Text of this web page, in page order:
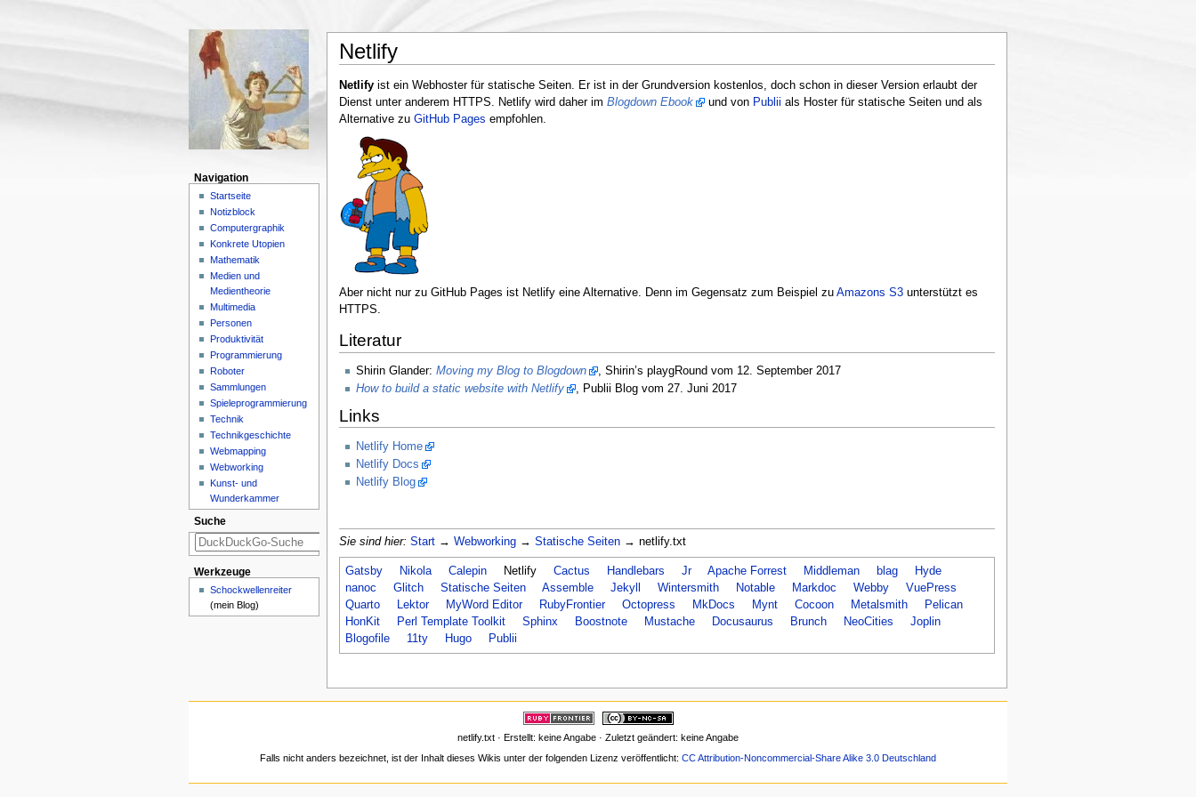
Netlify
Netlifyist ein Webhoster für statische Seiten. Er ist in der Grundversion kostenlos, doch schon in dieser Version erlaubt der
Dienst unter anderem HTTPS. Netlify wird daher im Blogdown Ebook und von Publii als Hoster für statische Seiten und als
Alternative zu GitHub Pages empfohlen.
Aber nicht nur zu GitHub Pages ist Netlify eine Alternative. Denn im Gegensatz zum Beispiel zu Amazons S3unterstützt es
HTTPS.
Literatur
Shirin Glander: Moving my Blog to Blogdown
, Shirin’s playgRound vom 12. September 2017
How to build a static website with Netlify
, Publii Blog vom 27. Juni 2017
Links
Netlify Home
Netlify Docs
Netlify Blog
Sie sind hier: Start→ Webworking→ Statische Seiten→ netlify.txt
Gatsby Nikola Calepin Netlify Cactus Handlebars Jr Apache Forrest Middleman blag
Hyde
nanoc
Glitch Statische Seiten Assemble Jekyll Wintersmith Notable Markdoc Webby
VuePress
Quarto
Lektor MyWord Editor RubyFrontier Octopress MkDocs Mynt Cocoon Metalsmith
Pelican
HonKit
Perl Template Toolkit Sphinx Boostnote Mustache Docusaurus Brunch NeoCities
Joplin
Blogofile
11ty Hugo Publii
Navigation
Startseite
Notizblock
Computergraphik
Konkrete Utopien
Mathematik
Medien und
Medientheorie
Multimedia
Personen
Produktivität
Programmierung
Roboter
Sammlungen
Spieleprogrammierung
Technik
Technikgeschichte
Webmapping
Webworking
Kunst- und
Wunderkammer
Suche
Werkzeuge
Schockwellenreiter
(mein Blog)
netlify.txt · Erstellt: keine Angabe · Zuletzt geändert: keine Angabe
Falls nicht anders bezeichnet, ist der Inhalt dieses Wikis unter der folgenden Lizenz veröffentlicht: CC Attribution-Noncommercial-Share Alike 3.0 Deutschland